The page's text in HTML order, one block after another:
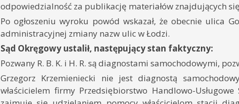
odpowiedzialność za publikację materiałów znajdujących
Po ogłoszeniu wyroku powód wskazał, że obecnie ulica
administracyjnej zmiany nazw ulic w Łodzi.
Sąd Okręgowy ustalił, następujący stan faktyczny:
Pozwany R. B. K. i H. R. są diagnostami samochodowymi,
Grzegorz Krzemieniecki nie jest diagnostą
właścicielem firmy Przedsiębiorstwo Handlowo-